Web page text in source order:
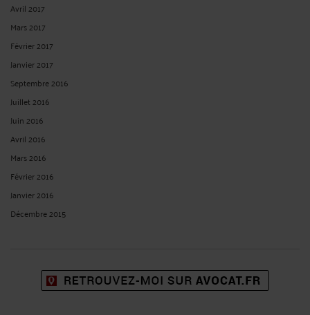
Avril 2017
Mars 2017
Février 2017
Janvier 2017
Septembre 2016
Juillet 2016
Juin 2016
Avril 2016
Mars 2016
Février 2016
Janvier 2016
Décembre 2015